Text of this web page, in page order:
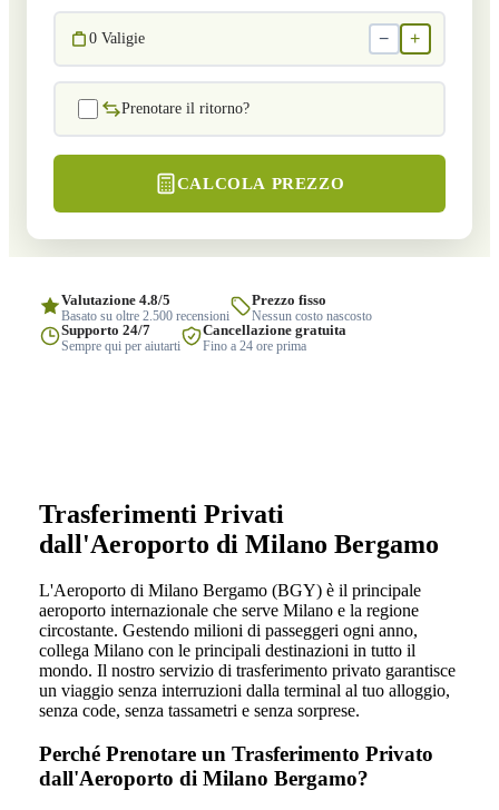
0 Valigie − +
Prenotare il ritorno?
CALCOLA PREZZO
Valutazione 4.8/5
Basato su oltre 2.500 recensioni
Prezzo fisso
Nessun costo nascosto
Supporto 24/7
Sempre qui per aiutarti
Cancellazione gratuita
Fino a 24 ore prima
Trasferimenti Privati
dall'Aeroporto di Milano Bergamo
L'Aeroporto di Milano Bergamo (BGY) è il principale
aeroporto internazionale che serve Milano e la regione
circostante. Gestendo milioni di passeggeri ogni anno,
collega Milano con le principali destinazioni in tutto il
mondo. Il nostro servizio di trasferimento privato garantisce
un viaggio senza interruzioni dalla terminal al tuo alloggio,
senza code, senza tassametri e senza sorprese.
Perché Prenotare un Trasferimento Privato
dall'Aeroporto di Milano Bergamo?